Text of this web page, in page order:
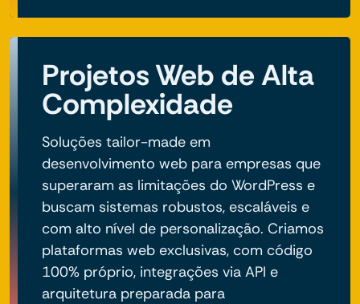
Projetos Web de Alta
Complexidade
Soluções tailor-made em
desenvolvimento web para empresas que
superaram as limitações do WordPress e
buscam sistemas robustos, escaláveis e
com alto nível de personalização. Criamos
plataformas web exclusivas, com código
100% próprio, integrações via API e
arquitetura preparada para